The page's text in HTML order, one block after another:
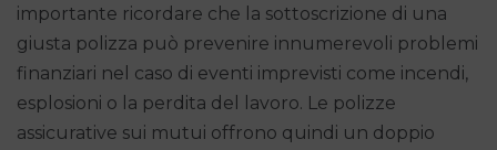
importante ricordare che la sottoscrizione di una
giusta polizza può prevenire innumerevoli problemi
finanziari nel caso di eventi imprevisti come incendi,
esplosioni o la perdita del lavoro. Le polizze
assicurative sui mutui offrono quindi un doppio